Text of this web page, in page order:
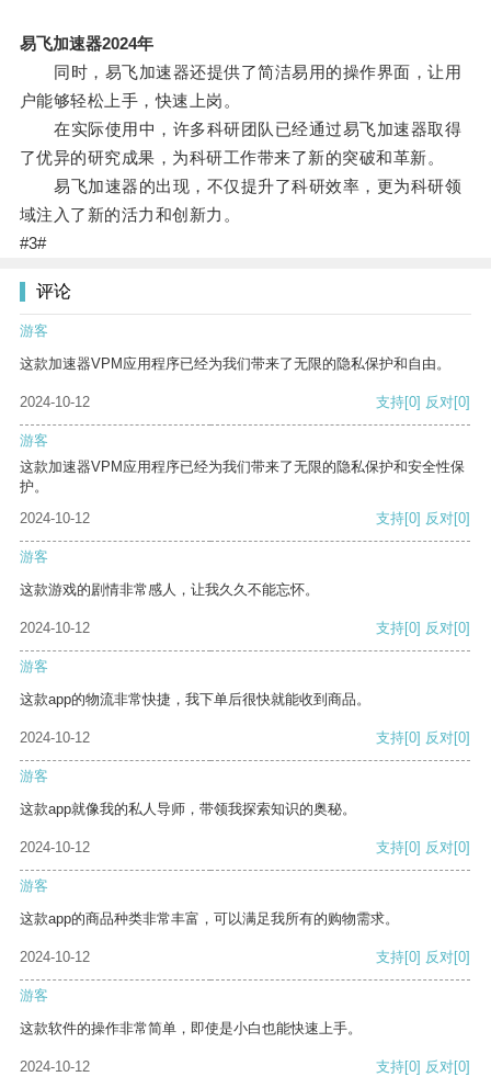
易飞加速器2024年
同时，易飞加速器还提供了简洁易用的操作界面，让用
户能够轻松上手，快速上岗。
在实际使用中，许多科研团队已经通过易飞加速器取得
了优异的研究成果，为科研工作带来了新的突破和革新。
易飞加速器的出现，不仅提升了科研效率，更为科研领
域注入了新的活力和创新力。
#3#
评论
游客
这款加速器VPM应用程序已经为我们带来了无限的隐私保护和自由。
2024-10-12 支持[0] 反对[0]
游客
这款加速器VPM应用程序已经为我们带来了无限的隐私保护和安全性保
护。
2024-10-12
支持[0] 反对[0]
游客
这款游戏的剧情非常感人，让我久久不能忘怀。
2024-10-12 支持[0] 反对[0]
游客
这款app的物流非常快捷，我下单后很快就能收到商品。
2024-10-12 支持[0] 反对[0]
游客
这款app就像我的私人导师，带领我探索知识的奥秘。
2024-10-12 支持[0] 反对[0]
游客
这款app的商品种类非常丰富，可以满足我所有的购物需求。
2024-10-12 支持[0] 反对[0]
游客
这款软件的操作非常简单，即使是小白也能快速上手。
2024-10-12 支持[0] 反对[0]